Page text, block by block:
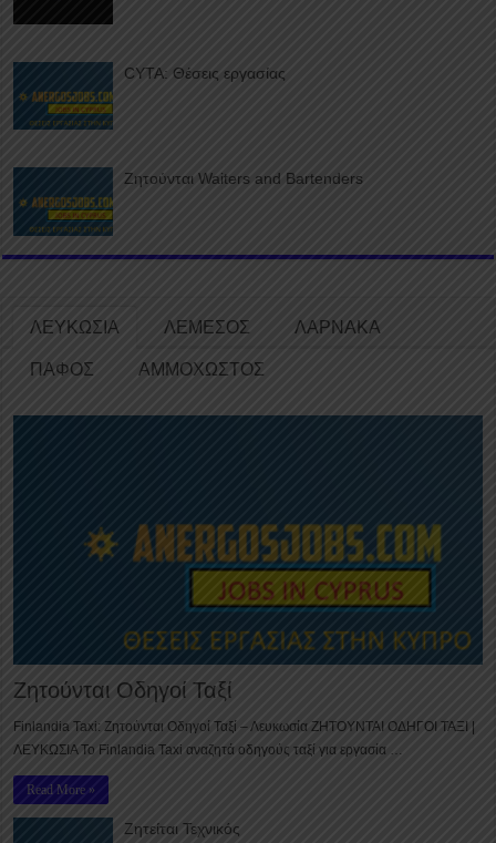
CYTA: Θέσεις εργασίας
Ζητούνται Waiters and Bartenders
ΛΕΥΚΩΣΙΑ ΛΕΜΕΣΟΣ ΛΑΡΝΑΚΑ
ΠΑΦΟΣ ΑΜΜΟΧΩΣΤΟΣ
Ζητούνται Οδηγοί Ταξί
Finlandia Taxi: Ζητούνται Οδηγοί Ταξί – Λευκωσία ΖΗΤΟΥΝΤΑΙ ΟΔΗΓΟΙ ΤΑΞΙ |
ΛΕΥΚΩΣΙΑ Το Finlandia Taxi αναζητά οδηγούς ταξί για εργασία …
Read More »
Ζητείται Τεχνικός